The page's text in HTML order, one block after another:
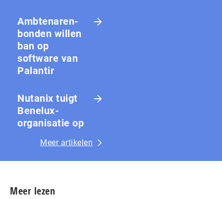
Amb­te­na­ren­
bon­den willen
ban op
software van
Palantir
Nutanix tuigt
Benelux-
organisatie op
Meer artikelen
Meer lezen